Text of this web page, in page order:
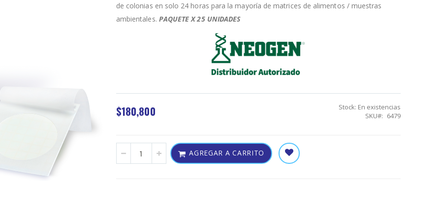
de colonias en solo 24 horas para la mayoría de matrices de alimentos / muestras
ambientales. PAQUETE X 25 UNIDADES
$180,800 Stock: En existencias
SKU
6479
AGREGAR A CARRITO